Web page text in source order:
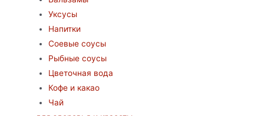
Уксусы
Напитки
Соевые соусы
Рыбные соусы
Цветочная вода
Кофе и какао
Чай